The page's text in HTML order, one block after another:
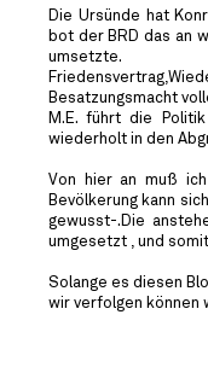
Die Ursünde hat
bot der BRD das an
Besatzungsmacht
M.E. führt die
wiederholt in den
Von hier an muß
Bevölkerung kann
gewusst-.Die
umgesetzt , und
Solange es diesen
wir verfolgen können